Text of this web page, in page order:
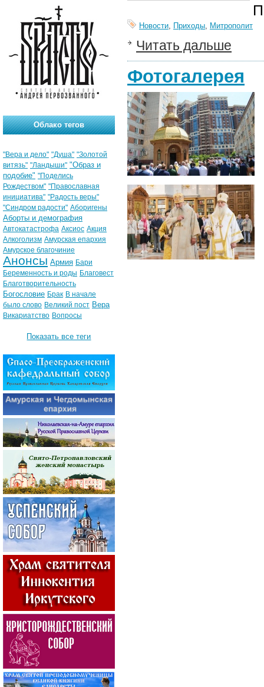
Новости, Приходы, Митрополит
Читать дальше
Фотогалерея
Облако тегов
"Вера и дело" "Душа" "Золотой
витязь" "Ландыши" "Образ и
подобие" "Поделись
Рождеством" "Православная
инициатива" "Радость веры"
"Синдром радости" Аборигены
Аборты и демография
Автокатастрофа Аксиос Акция
Алкоголизм Амурская епархия
Амурское благочиние
Анонсы Армия Бари
Беременность и роды Благовест
Благотворительность
Богословие Брак В начале
было слово Великий пост Вера
Викариатство Вопросы
Показать все теги